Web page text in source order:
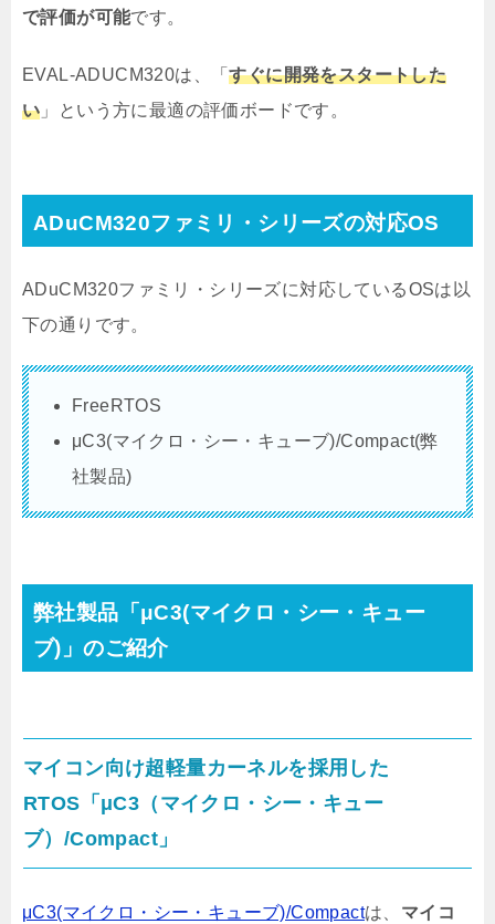
で評価が可能です。
EVAL-ADUCM320は、「すぐに開発をスタートした
い 」という方に最適の評価ボードです。
ADuCM320ファミリ・シリーズの対応OS
ADuCM320ファミリ・シリーズに対応しているOSは以
下の通りです。
FreeRTOS
μC3(マイクロ・シー・キューブ)/Compact(弊
社製品)
弊社製品「μC3(マイクロ・シー・キュー
ブ)」のご紹介
マイコン向け超軽量カーネルを採用した
RTOS「μC3（マイクロ・シー・キュー
ブ）/Compact」
μC3(マイクロ・シー・キューブ)/Compactは、 マイコ